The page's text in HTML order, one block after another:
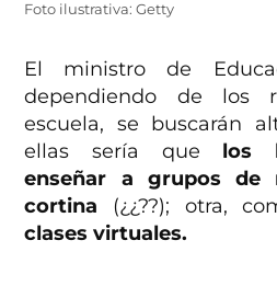
Foto ilustrativa: Getty
El ministro de
dependiendo de los
escuela, se buscarán
ellas sería que los
enseñar a grupos de
cortina (¿¿??); otra,
clases virtuales.